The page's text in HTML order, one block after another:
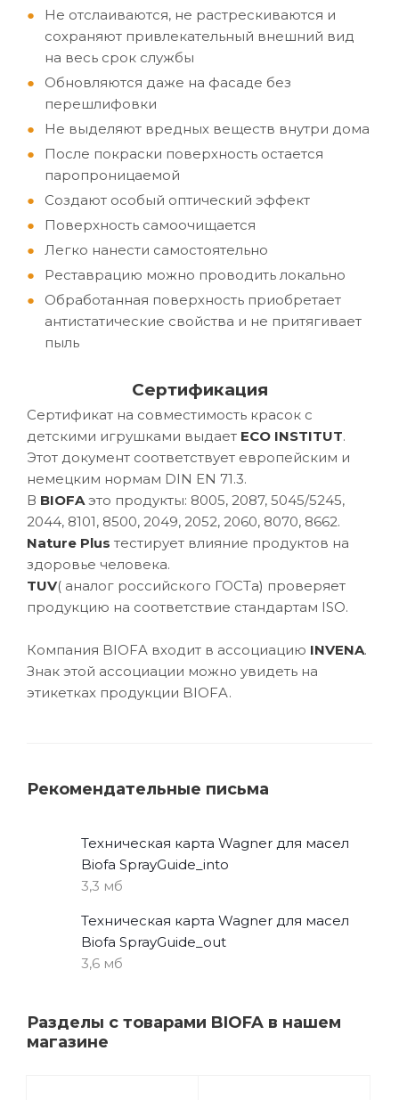
Не отслаиваются, не растрескиваются и
сохраняют привлекательный внешний вид
на весь срок службы
Обновляются даже на фасаде без
перешлифовки
Не выделяют вредных веществ внутри дома
После покраски поверхность остается
паропроницаемой
Создают особый оптический эффект
Поверхность самоочищается
Легко нанести самостоятельно
Реставрацию можно проводить локально
Обработанная поверхность приобретает
антистатические свойства и не притягивает
пыль
Сертификация
Сертификат на совместимость красок с
детскими игрушками выдает ECO INSTITUT.
Этот документ соответствует европейским и
немецким нормам DIN EN 71.3.
В BIOFAэто продукты: 8005, 2087, 5045/5245,
2044, 8101, 8500, 2049, 2052, 2060, 8070, 8662.
Nature Plus тестирует влияние продуктов на
здоровье человека.
TUV( аналог российского ГОСТа) проверяет
продукцию на соответствие стандартам ISO.
Компания BIOFA входит в ассоциацию INVENA.
Знак этой ассоциации можно увидеть на
этикетках продукции BIOFA.
Рекомендательные письма
Техническая карта Wagner для масел
Biofa SprayGuide_into
3,3 мб
Техническая карта Wagner для масел
Biofa SprayGuide_out
3,6 мб
Разделы с товарами BIOFA в нашем
магазине